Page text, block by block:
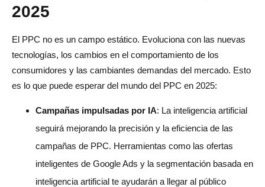
2025
El PPC no es un campo estático. Evoluciona con las nuevas
tecnologías, los cambios en el comportamiento de los
consumidores y las cambiantes demandas del mercado. Esto
es lo que puede esperar del mundo del PPC en 2025:
Campañas impulsadas por IA: La inteligencia artificial
seguirá mejorando la precisión y la eficiencia de las
campañas de PPC. Herramientas como las ofertas
inteligentes de Google Ads y la segmentación basada en
inteligencia artificial te ayudarán a llegar al público